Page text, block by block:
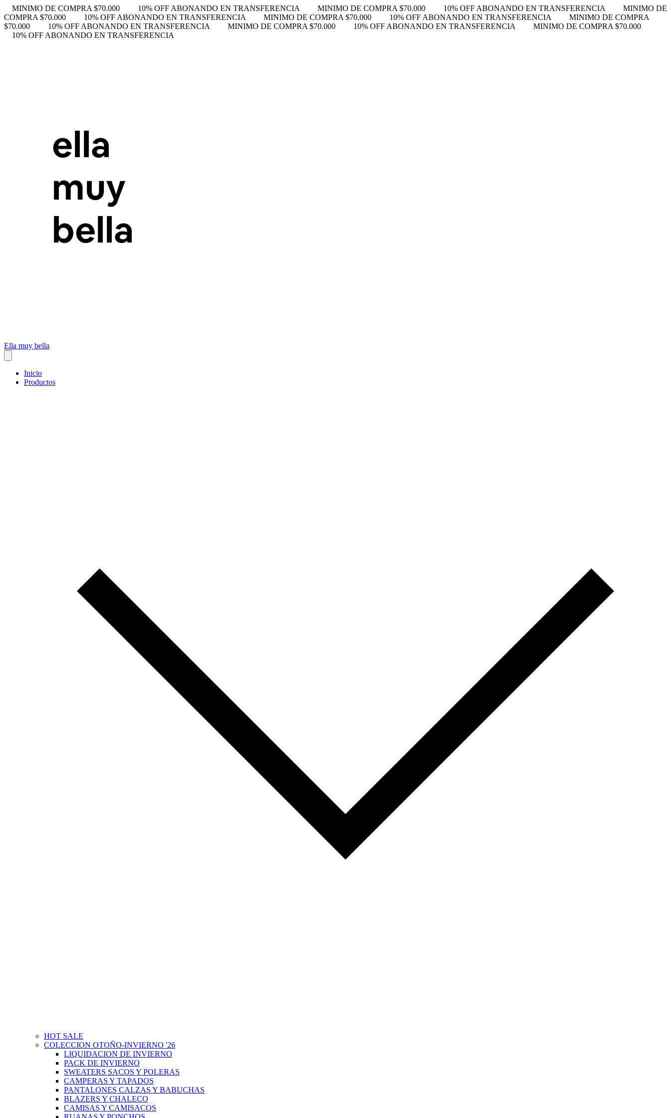
MINIMO DE COMPRA $70.000 10% OFF ABONANDO EN TRANSFERENCIA MINIMO DE COMPRA $70.000 10% OFF ABONANDO EN TRANSFERENCIA
MINIMO DE
COMPRA $70.000
10% OFF ABONANDO EN TRANSFERENCIA MINIMO DE COMPRA $70.000 10% OFF ABONANDO EN TRANSFERENCIA
MINIMO DE COMPRA
$70.000
10% OFF ABONANDO EN TRANSFERENCIA MINIMO DE COMPRA $70.000 10% OFF ABONANDO EN TRANSFERENCIA
MINIMO DE COMPRA $70.000
10% OFF ABONANDO EN TRANSFERENCIA
Ella muy bella
Inicio
Productos
HOT SALE
COLECCION OTOÑO-INVIERNO '26
LIQUIDACION DE INVIERNO
PACK DE INVIERNO
SWEATERS SACOS Y POLERAS
CAMPERAS Y TAPADOS
PANTALONES CALZAS Y BABUCHAS
BLAZERS Y CHALECO
CAMISAS Y CAMISACOS